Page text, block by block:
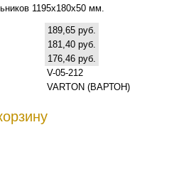
1195х180х50 мм.
189,65 руб.
181,40 руб.
176,46 руб.
V-05-212
VARTON (ВАРТОН)